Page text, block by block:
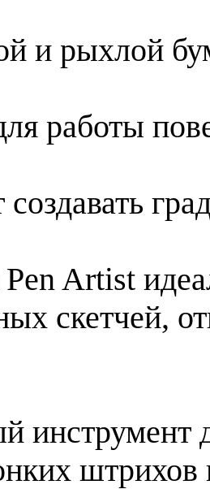
и рыхлой
работы
Artist
скетчей,
инструмент